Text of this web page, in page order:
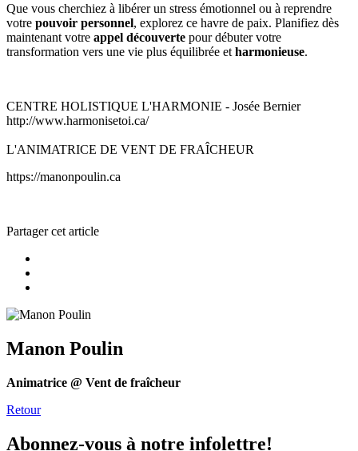
Que vous cherchiez à libérer un stress émotionnel ou à reprendre
votre pouvoir personnel, explorez ce havre de paix. Planifiez dès
maintenant votre appel découverte pour débuter votre
transformation vers une vie plus équilibrée et harmonieuse.
CENTRE HOLISTIQUE L'HARMONIE - Josée Bernier
http://www.harmonisetoi.ca/
L'ANIMATRICE DE VENT DE FRAÎCHEUR
https://manonpoulin.ca
Partager cet article
Manon Poulin
Animatrice @ Vent de fraîcheur
Retour
Abonnez-vous à notre infolettre!